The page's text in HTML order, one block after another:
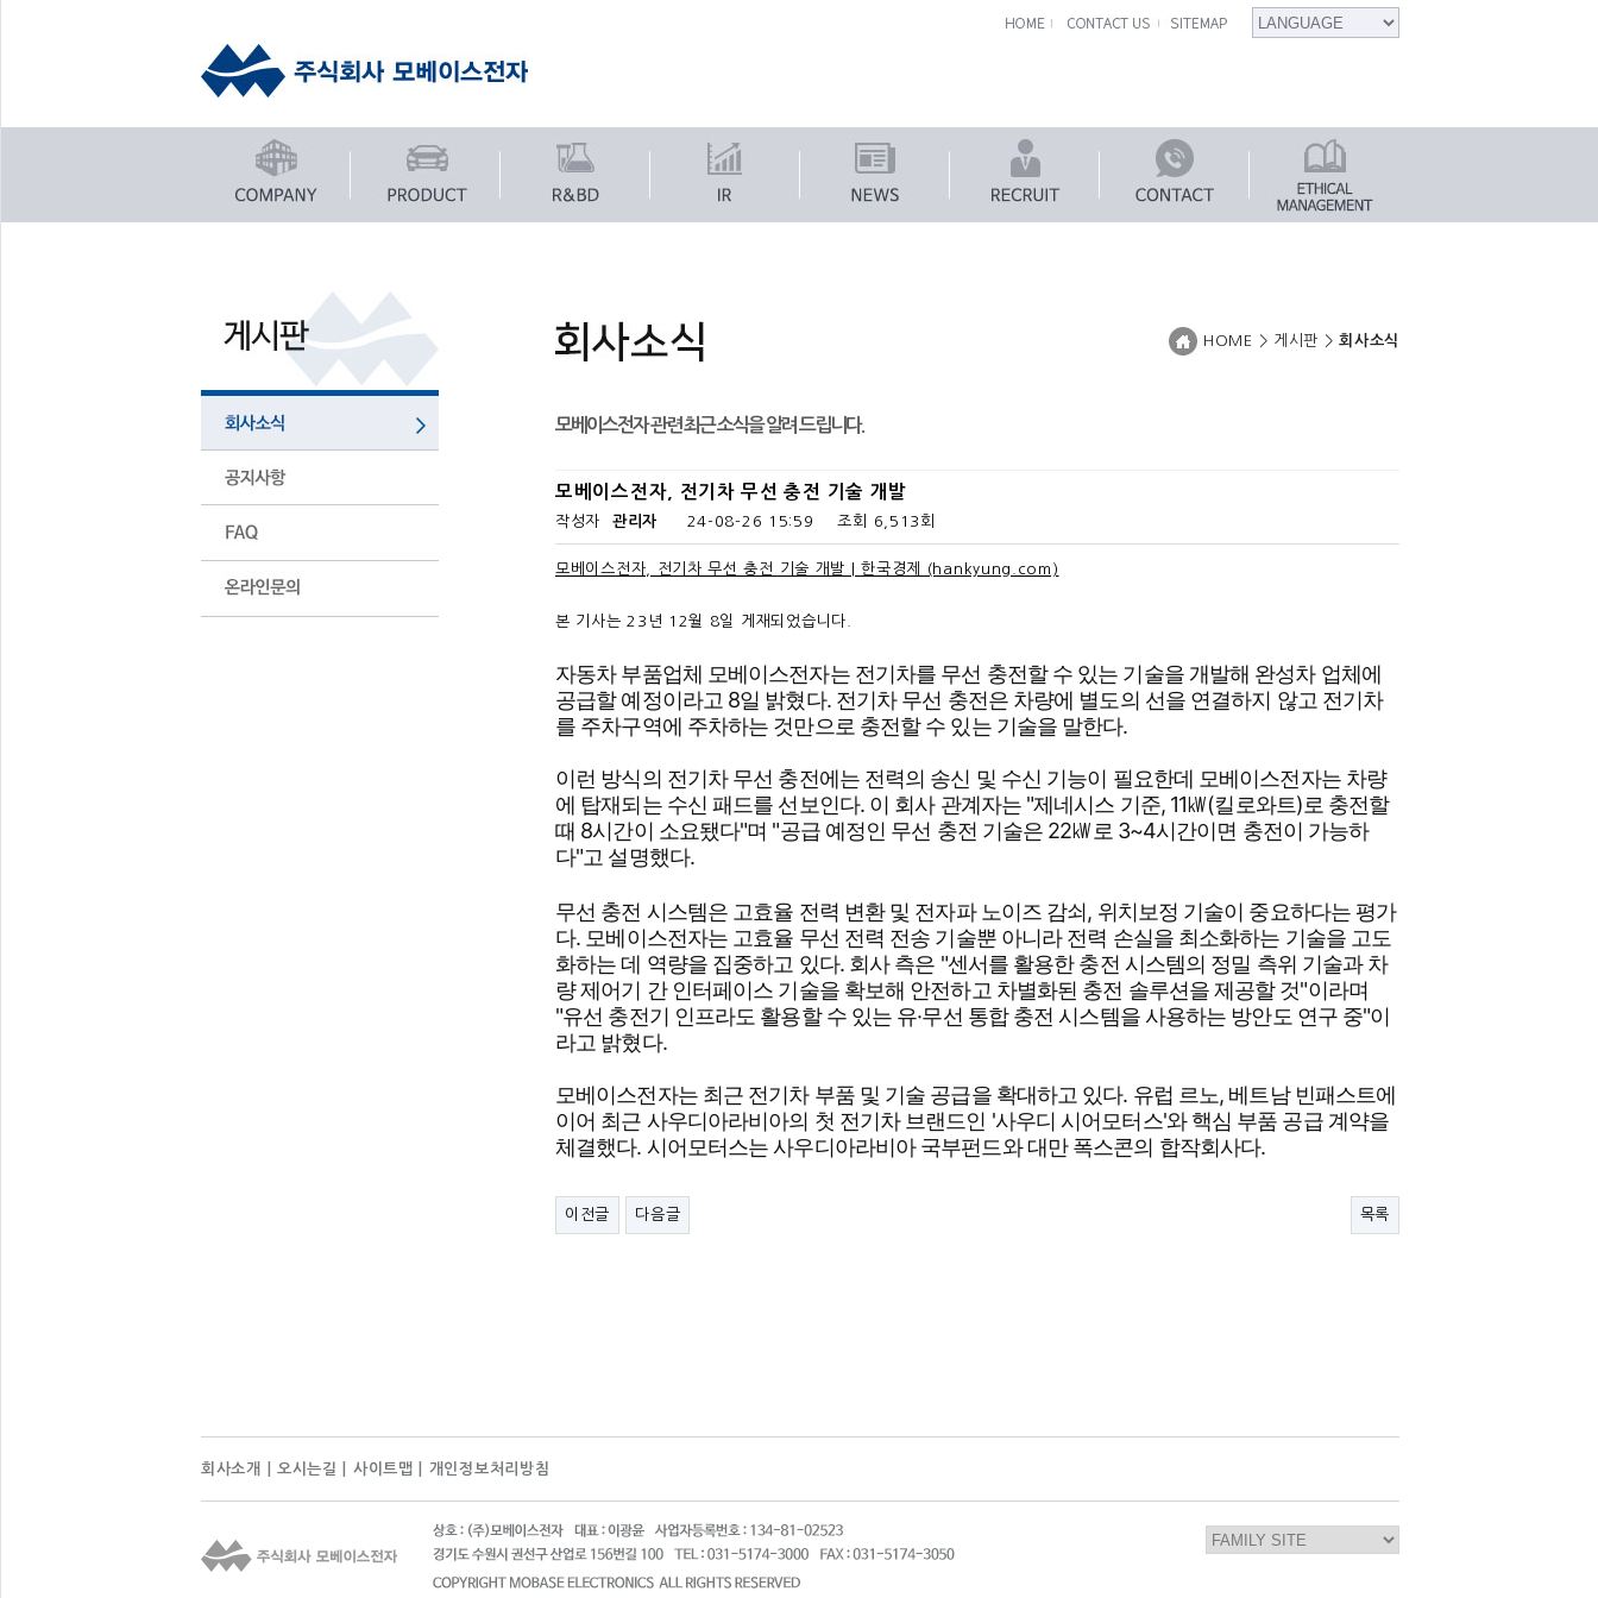
HOME > 게시판 >회사소식
모베이스전자 관련 최근 소식을 알려 드립니다.
모베이스전자, 전기차 무선 충전 기술 개발
작성자 관리자 24-08-26 15:59 조회 6,513회
모베이스전자, 전기차 무선 충전 기술 개발 | 한국경제 (hankyung.com)
본 기사는 23년 12월 8일 게재되었습니다.
자동차 부품업체 모베이스전자는 전기차를 무선 충전할 수 있는 기술을 개발해 완성차 업체에
공급할 예정이라고 8일 밝혔다. 전기차 무선 충전은 차량에 별도의 선을 연결하지 않고 전기차
를 주차구역에 주차하는 것만으로 충전할 수 있는 기술을 말한다.
이런 방식의 전기차 무선 충전에는 전력의 송신 및 수신 기능이 필요한데 모베이스전자는 차량
에 탑재되는 수신 패드를 선보인다. 이 회사 관계자는 "제네시스 기준, 11㎾(킬로와트)로 충전할
때 8시간이 소요됐다"며 "공급 예정인 무선 충전 기술은 22㎾로 3~4시간이면 충전이 가능하
다"고 설명했다.
무선 충전 시스템은 고효율 전력 변환 및 전자파 노이즈 감쇠, 위치보정 기술이 중요하다는 평가
다. 모베이스전자는 고효율 무선 전력 전송 기술뿐 아니라 전력 손실을 최소화하는 기술을 고도
화하는 데 역량을 집중하고 있다. 회사 측은 "센서를 활용한 충전 시스템의 정밀 측위 기술과 차
량 제어기 간 인터페이스 기술을 확보해 안전하고 차별화된 충전 솔루션을 제공할 것"이라며
"유선 충전기 인프라도 활용할 수 있는 유·무선 통합 충전 시스템을 사용하는 방안도 연구 중"이
라고 밝혔다.
모베이스전자는 최근 전기차 부품 및 기술 공급을 확대하고 있다. 유럽 르노, 베트남 빈패스트에
이어 최근 사우디아라비아의 첫 전기차 브랜드인 '사우디 시어모터스'와 핵심 부품 공급 계약을
체결했다. 시어모터스는 사우디아라비아 국부펀드와 대만 폭스콘의 합작회사다.
이전글 다음글 목록
회사소개 오시는길 사이트맵 개인정보처리방침